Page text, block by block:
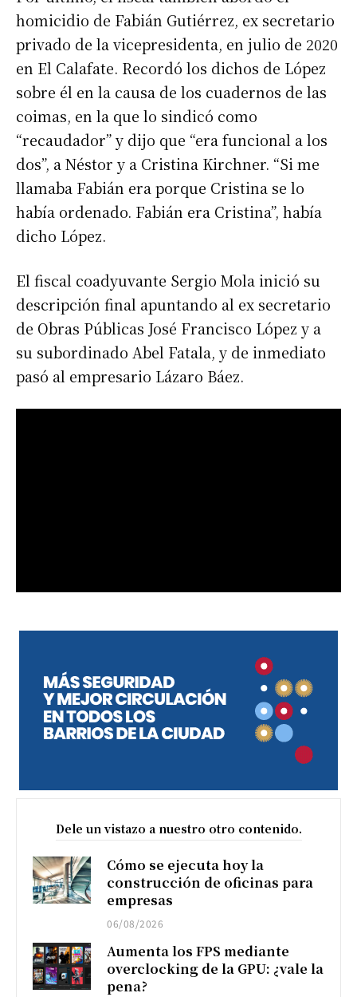
homicidio de Fabián Gutiérrez, ex secretario
privado de la vicepresidenta, en julio de 2020
en El Calafate. Recordó los dichos de López
sobre él en la causa de los cuadernos de las
coimas, en la que lo sindicó como
“recaudador” y dijo que “era funcional a los
dos”, a Néstor y a Cristina Kirchner. “Si me
llamaba Fabián era porque Cristina se lo
había ordenado. Fabián era Cristina”, había
dicho López.
El fiscal coadyuvante Sergio Mola inició su
descripción final apuntando al ex secretario
de Obras Públicas José Francisco López y a
su subordinado Abel Fatala, y de inmediato
pasó al empresario Lázaro Báez.
Dele un vistazo a nuestro otro contenido.
Cómo se ejecuta hoy la
construcción de oficinas para
empresas
06/08/2026
Aumenta los FPS mediante
overclocking de la GPU: ¿vale la
pena?